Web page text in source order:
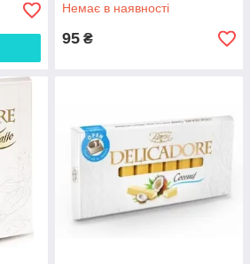
Немає в наявності
95 ₴